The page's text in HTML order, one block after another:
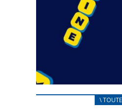
CARNET D’ACCUEIL
\